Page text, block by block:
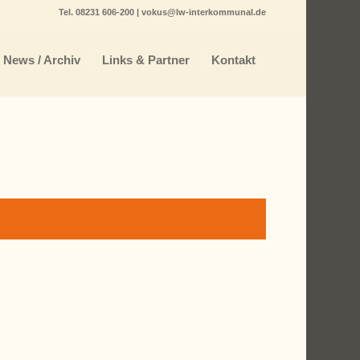
Tel. 08231 606-200 | vokus@lw-interkommunal.de
News / Archiv Links & Partner Kontakt